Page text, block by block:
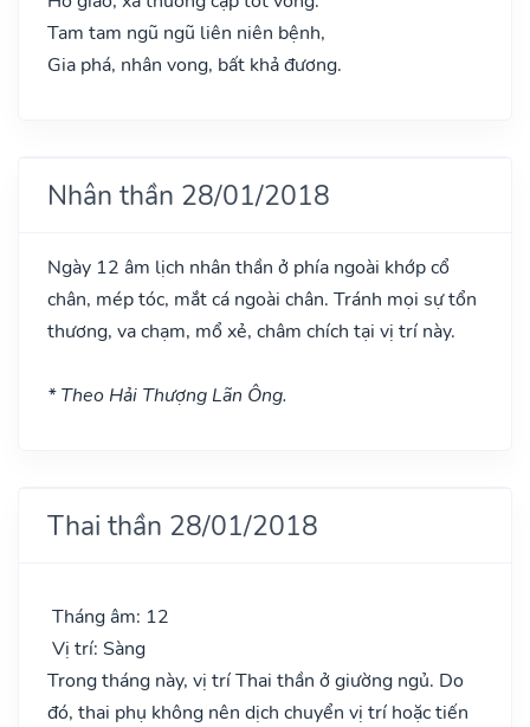
Tam tam ngũ ngũ liên niên bệnh,
Gia phá, nhân vong, bất khả đương.
Nhân thần 28/01/2018
Ngày 12 âm lịch nhân thần ở phía ngoài khớp cổ
chân, mép tóc, mắt cá ngoài chân. Tránh mọi sự tổn
thương, va chạm, mổ xẻ, châm chích tại vị trí này.
* Theo Hải Thượng Lãn Ông.
Thai thần 28/01/2018
Tháng âm: 12
Vị trí: Sàng
Trong tháng này, vị trí Thai thần ở giường ngủ. Do
đó, thai phụ không nên dịch chuyển vị trí hoặc tiến